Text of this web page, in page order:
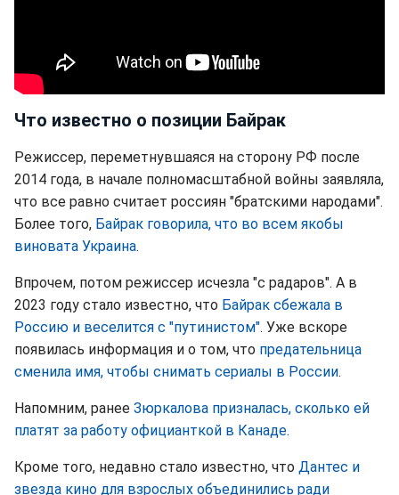
Что известно о позиции Байрак
Режиссер, переметнувшаяся на сторону РФ после
2014 года, в начале полномасштабной войны заявляла,
что все равно считает россиян "братскими народами".
Более того, Байрак говорила, что во всем якобы
виновата Украина.
Впрочем, потом режиссер исчезла "с радаров". А в
2023 году стало известно, что Байрак сбежала в
Россию и веселится с "путинистом". Уже вскоре
появилась информация и о том, что предательница
сменила имя, чтобы снимать сериалы в России.
Напомним, ранее Зюркалова призналась, сколько ей
платят за работу официанткой в Канаде.
Кроме того, недавно стало известно, что Дантес и
звезда кино для взрослых объединились ради